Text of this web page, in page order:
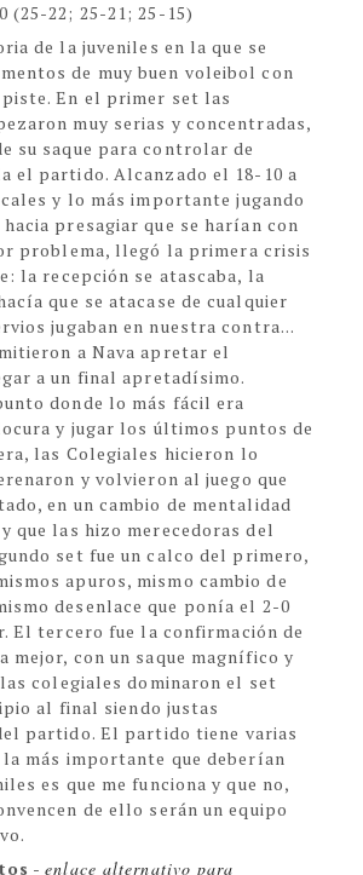
(25-22; 25-21; 25-15)
de la juveniles en la que se
de muy buen voleibol con
En el primer set las
muy serias y concentradas,
su saque para controlar de
el partido. Alcanzado el 18-10 a
y lo más importante jugando
hacia presagiar que se harían con
problema, llegó la primera crisis
la recepción se atascaba, la
que se atacase de cualquier
jugaban en nuestra contra...
a Nava apretar el
a un final apretadísimo.
donde lo más fácil era
y jugar los últimos puntos de
las Colegiales hicieron lo
y volvieron al juego que
en un cambio de mentalidad
que las hizo merecedoras del
set fue un calco del primero,
apuros, mismo cambio de
desenlace que ponía el 2-0
El tercero fue la confirmación de
mejor, con un saque magnífico y
colegiales dominaron el set
al final siendo justas
partido. El partido tiene varias
más importante que deberían
es que me funciona y que no,
de ello serán un equipo
- enlace alternativo para